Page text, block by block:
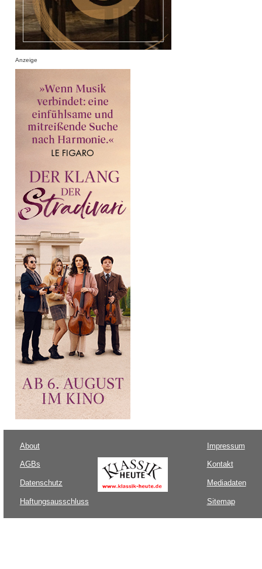
Anzeige
About
AGBs
Datenschutz
Haftungsausschluss
Impressum
Kontakt
Mediadaten
Sitemap